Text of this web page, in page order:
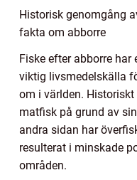
Historisk genomgång
fakta om abborre
Fiske efter abborre
viktig livsmedelskälla
om i världen.
matfisk på grund av
andra sidan har
resulterat i minskade
områden.